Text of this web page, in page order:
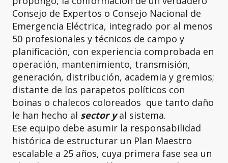
Consejo de Expertos o Consejo Nacional de
Emergencia Eléctrica, integrado por al menos
50 profesionales y técnicos de campo y
planificación, con experiencia comprobada en
operación, mantenimiento, transmisión,
generación, distribución, academia y gremios;
distante de los parapetos políticos con
boinas o chalecos coloreados que tanto daño
le han hecho al sector yal sistema.
Ese equipo debe asumir la responsabilidad
histórica de estructurar un Plan Maestro
escalable a 25 años, cuya primera fase sea un